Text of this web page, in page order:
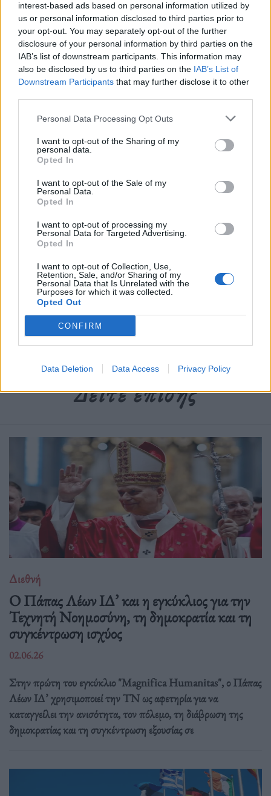
interest-based ads based on personal information utilized by
us or personal information disclosed to third parties prior to
your opt-out. You may separately opt-out of the further
disclosure of your personal information by third parties on the
IAB’s list of downstream participants. This information may
also be disclosed by us to third parties on the IAB’s List of
Downstream Participants that may further disclose it to other
Personal Data Processing Opt Outs
I want to opt-out of the Sharing of my
personal data.
Opted In
I want to opt-out of the Sale of my
Personal Data.
Opted In
I want to opt-out of processing my
Personal Data for Targeted Advertising.
Opted In
I want to opt-out of Collection, Use,
Retention, Sale, and/or Sharing of my
Personal Data that Is Unrelated with the
Purposes for which it was collected.
Opted Out
CONFIRM
Data Deletion Data Access Privacy Policy
Πηγή: Steven Hutchings/DW
Ένοπλος επιτέθηκε σε κέντρο Μαρτύρων του
Ιεχωβα, στο Άλστερντορφ. Πιθανόν μεταξύ των
νεκρών ο δράστης.
Διαβάστε περισσότερα→
Δημοσιεύθηκε σεΔιεθνή |TaggedΑμβούργο,
Επίθεση,Νεκροί,Πυροβολησμοί
Δείτε επίσης
Διεθνή
Ο Πάπας Λέων ΙΔ’ και η εγκύκλιος για την
Τεχνητή Νοημοσύνη, τη δημοκρατία και τη
συγκέντρωση ισχύος
02.06.26
Στην πρώτη του εγκύκλιο "Magnifica Humanitas", ο Πάπας
Λέων ΙΔ’ χρησιμοποιεί την ΤΝ ως αφετηρία για να
καταγγείλει την ανισότητα, τον πόλεμο, τη διάβρωση της
δημοκρατίας και τη συγκέντρωση εξουσίας σε